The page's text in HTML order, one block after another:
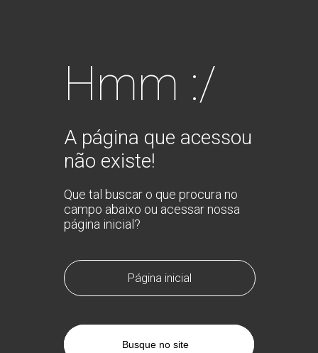
Hmm :/
A página que acessou
não existe!
Que tal buscar o que procura no
campo abaixo ou acessar nossa
página inicial?
Página inicial